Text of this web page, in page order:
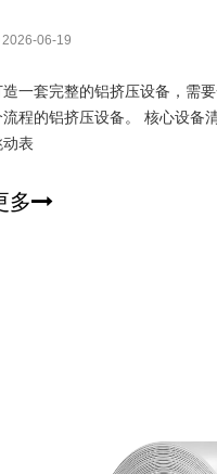
2026-06-19
造一套完整的铝挤压设备，需
流程的铝挤压设备。 核心设备
动表
多